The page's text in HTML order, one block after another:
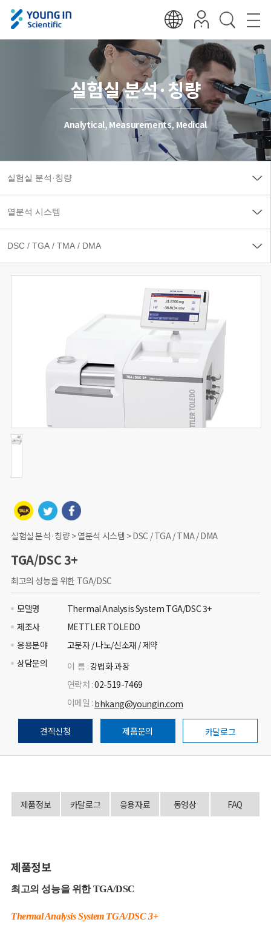
실험실 분석·칭량
Analytical, Measurements, Medical
실험실 분석·칭량 > 열분석 시스템 > DSC / TGA / TMA / DMA
TGA/DSC 3+
최고의 성능을 위한 TGA/DSC
모델명
Thermal Analysis System TGA/DSC 3+
제조사
METTLER TOLEDO
응용분야
고분자 / 나노/신소재 / 제약
상담문의
이 름 :강법화 과장
연락처 :02-519-7469
이메일 : bhkang@youngin.com
견적신청 제품문의 카달로그
제품정보 카달로그 응용자료 동영상 FAQ
제품정보
최고의 성능을 위한 TGA/DSC
Thermal Analysis System TGA/DSC 3+